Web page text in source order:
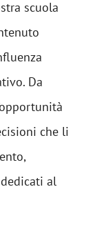
scuola
Da
che li
al